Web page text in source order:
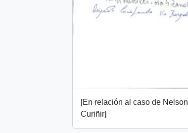
[En relación al caso de Nelson
Curiñir]